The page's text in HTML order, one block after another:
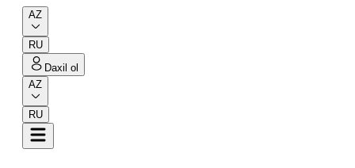
AZ
RU
Daxil ol
AZ
RU